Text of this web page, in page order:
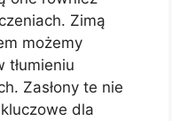
Zimą
możemy
tłumieniu
Zasłony te nie
dla